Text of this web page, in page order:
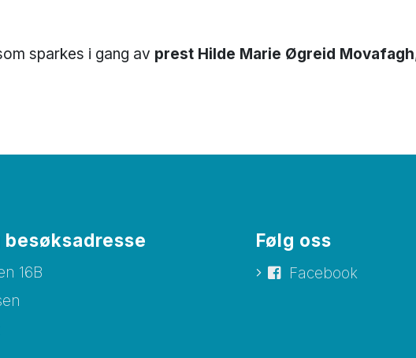
sparkes i gang av prest Hilde Marie Øgreid Movafagh
besøksadresse
16B
Følg oss
Facebook